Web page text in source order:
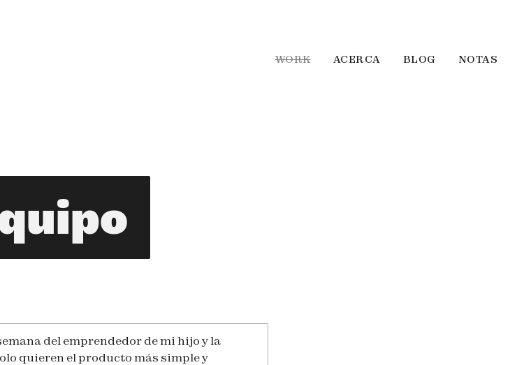
WORK ACERCA BLOG NOTAS
del emprendedor de mi hijo y la
quieren el producto más simple y